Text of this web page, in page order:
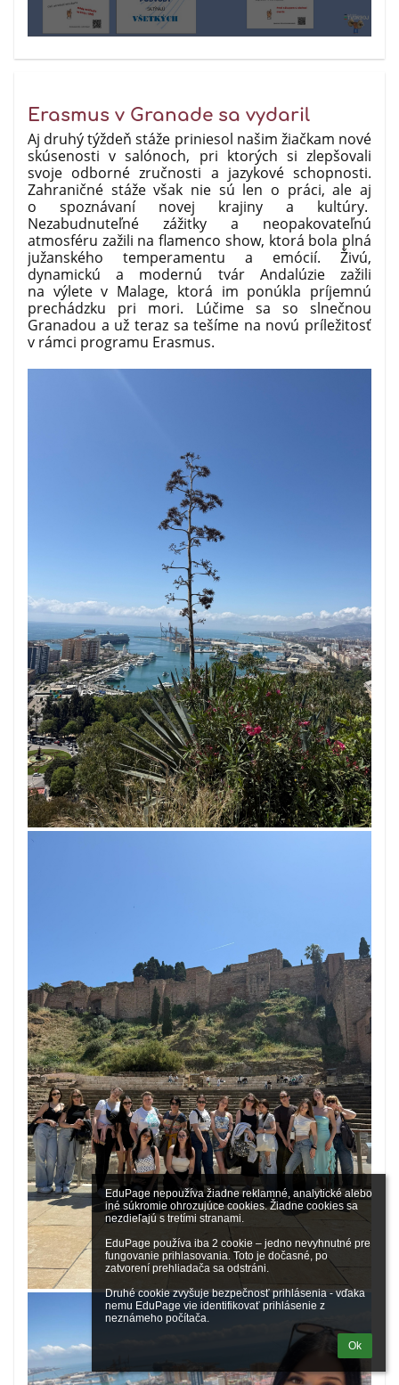
EduPage nepoužíva žiadne reklamné, analytické alebo
iné súkromie ohrozujúce cookies. Žiadne cookies sa
nezdieľajú s tretími stranami.
EduPage používa iba 2 cookie – jedno nevyhnutné pre
fungovanie prihlasovania. Toto je dočasné, po
zatvorení prehliadača sa odstráni.
Druhé cookie zvyšuje bezpečnosť prihlásenia - vďaka
nemu EduPage vie identifikovať prihlásenie z
neznámeho počítača.
Ok
Erasmus v Granade sa vydaril
Aj druhý týždeň stáže priniesol našim žiačkam nové
skúsenosti v salónoch, pri ktorých si zlepšovali
svoje odborné zručnosti a jazykové schopnosti.
Zahraničné stáže však nie sú len o práci, ale aj
o spoznávaní novej krajiny a kultúry.
Nezabudnuteľné zážitky a neopakovateľnú
atmosféru zažili na flamenco show, ktorá bola plná
južanského temperamentu a emócií. Živú,
dynamickú a modernú tvár Andalúzie zažili
na výlete v Malage, ktorá im ponúkla príjemnú
prechádzku pri mori. Lúčime sa so slnečnou
Granadou a už teraz sa tešíme na novú príležitosť
v rámci programu Erasmus.